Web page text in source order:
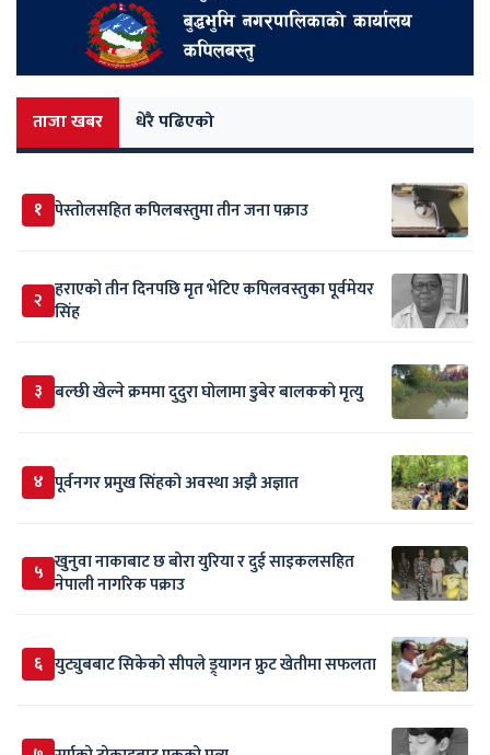
ताजा खबर धेरै पढिएको
१ पेस्तोलसहित कपिलबस्तुमा तीन जना पक्राउ
२ हराएको तीन दिनपछि मृत भेटिए कपिलवस्तुका पूर्वमेयर
सिंह
३ बल्छी खेल्ने क्रममा दुदुरा घोलामा डुबेर बालकको मृत्यु
४ पूर्वनगर प्रमुख सिंहको अवस्था अझै अज्ञात
५ खुनुवा नाकाबाट छ बोरा युरिया र दुई साइकलसहित
नेपाली नागरिक पक्राउ
६ युट्युबबाट सिकेको सीपले ड्र्यागन फ्रुट खेतीमा सफलता